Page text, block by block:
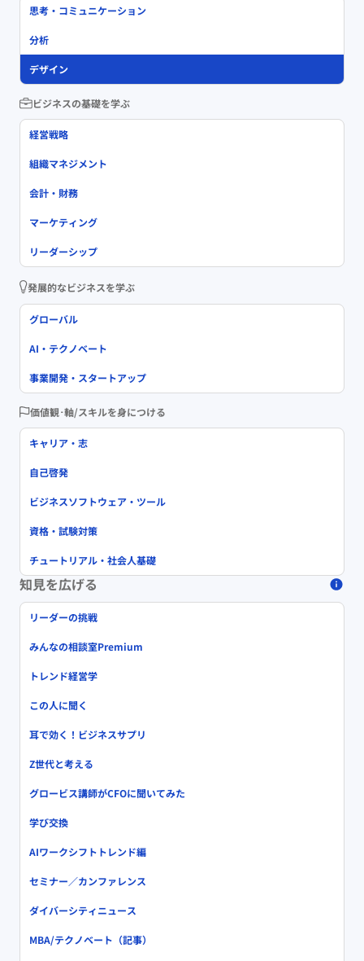
思考・コミュニケーション
分析
デザイン
ビジネスの基礎を学ぶ
経営戦略
組織マネジメント
会計・財務
マーケティング
リーダーシップ
発展的なビジネスを学ぶ
グローバル
AI・テクノベート
事業開発・スタートアップ
価値観･軸/スキルを身につける
キャリア・志
自己啓発
ビジネスソフトウェア・ツール
資格・試験対策
チュートリアル・社会人基礎
知見を広げる
リーダーの挑戦
みんなの相談室Premium
トレンド経営学
この人に聞く
耳で効く！ビジネスサプリ
Z世代と考える
グロービス講師がCFOに聞いてみた
学び交換
AIワークシフトトレンド編
セミナー／カンファレンス
ダイバーシティニュース
MBA/テクノベート（記事）